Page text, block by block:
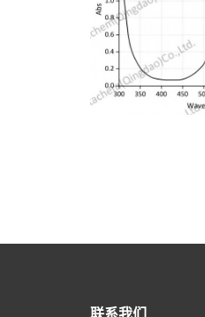
联系我们